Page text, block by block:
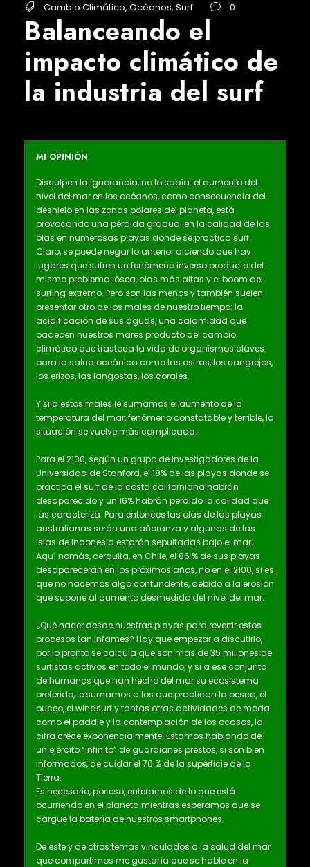
Cambio Climático, Océanos, Surf 0
Balanceando el
impacto climático de
la industria del surf
MI OPINIÓN
Disculpen la ignorancia, no lo sabía: el aumento del
nivel del mar en los océanos, como consecuencia del
deshielo en las zonas polares del planeta, está
provocando una pérdida gradual en la calidad de las
olas en numerosas playas donde se practica surf.
Claro, se puede negar lo anterior diciendo que hay
lugares que sufren un fenómeno inverso producto del
mismo problema: ósea, olas más altas y el boom del
surfing extremo. Pero son las menos y también suelen
presentar otro de los males de nuestro tiempo: la
acidificación de sus aguas, una calamidad que
padecen nuestros mares producto del cambio
climático que trastoca la vida de organismos claves
para la salud oceánica como las ostras, los cangrejos,
los erizos, las langostas, los corales.
Y si a estos males le sumamos el aumento de la
temperatura del mar, fenómeno constatable y terrible, la
situación se vuelve más complicada.
Para el 2100, según un grupo de investigadores de la
Universidad de Stanford, el 18% de las playas donde se
practica el surf de la costa californiana habrán
desaparecido y un 16% habrán perdido la calidad que
las caracteriza. Para entonces las olas de las playas
australianas serán una añoranza y algunas de las
islas de Indonesia estarán sepultadas bajo el mar.
Aquí nomás, cerquita, en Chile, el 86 % de sus playas
desaparecerán en los próximos años, no en el 2100, si es
que no hacemos algo contundente, debido a la erosión
que supone al aumento desmedido del nivel del mar.
¿Qué hacer desde nuestras playas para revertir estos
procesos tan infames? Hay que empezar a discutirlo,
por lo pronto se calcula que son más de 35 millones de
surfistas activos en todo el mundo, y si a ese conjunto
de humanos que han hecho del mar su ecosistema
preferido, le sumamos a los que practican la pesca, el
buceo, el windsurf y tantas otras actividades de moda
como el paddle y la contemplación de los ocasos, la
cifra crece exponencialmente. Estamos hablando de
un ejército “infinito” de guardianes prestos, si son bien
informados, de cuidar el 70 % de la superficie de la
Tierra.
Es necesario, por eso, enterarnos de lo que está
ocurriendo en el planeta mientras esperamos que se
cargue la batería de nuestros smartphones.
De este y de otros temas vinculados a la salud del mar
que compartimos me gustaría que se hable en la